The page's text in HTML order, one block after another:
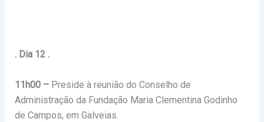
. Dia 12 .
11h00 – Preside à reunião do Conselho de
Administração da Fundação Maria Clementina Godinho
de Campos, em Galveias.